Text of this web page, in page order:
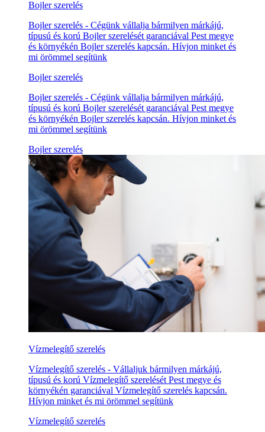
Bojler szerelés
Bojler szerelés - Cégünk vállalja bármilyen márkájú,
típusú és korú Bojler szerelését garanciával Pest megye
és környékén Bojler szerelés kapcsán. Hívjon minket és
mi örömmel segítünk
Bojler szerelés
Bojler szerelés - Cégünk vállalja bármilyen márkájú,
típusú és korú Bojler szerelését garanciával Pest megye
és környékén Bojler szerelés kapcsán. Hívjon minket és
mi örömmel segítünk
Bojler szerelés
Vízmelegítő szerelés
Vízmelegítő szerelés - Vállaljuk bármilyen márkájú,
típusú és korú Vízmelegítő szerelését Pest megye és
környékén garanciával Vízmelegítő szerelés kapcsán.
Hívjon minket és mi örömmel segítünk
Vízmelegítő szerelés